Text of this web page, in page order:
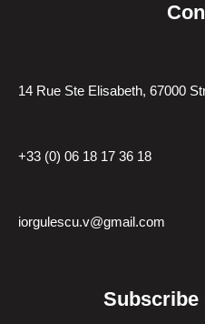
14 Rue Ste Elisabeth, 67000
+33 (0) 06 18 17 36 18
iorgulescu.v@gmail.com
Subscribe